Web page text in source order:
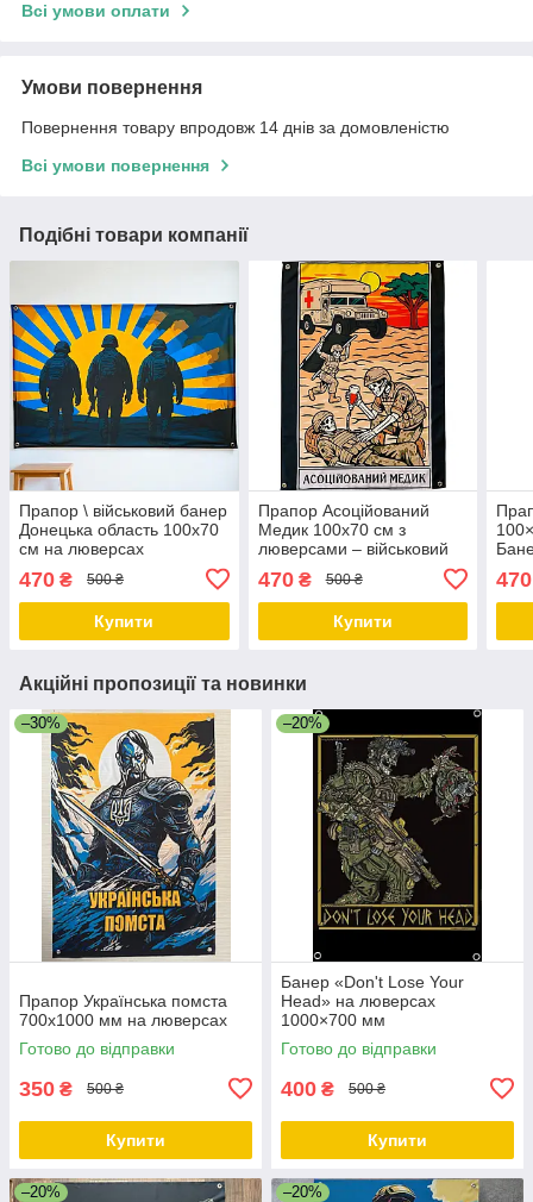
Всі умови оплати
Умови повернення
Повернення товару впродовж 14 днів за домовленістю
Всі умови повернення
Подібні товари компанії
Прапор \ військовий банер
Донецька область 100х70
см на люверсах
470 ₴ 500 ₴
Купити
Прапор Асоційований
Медик 100х70 см з
люверсами – військовий
470₴ 500 ₴
Купити
470
Акційні пропозиції та новинки
–30%
Прапор Українська помста
700х1000 мм на люверсах
Готово до відправки
350 ₴ 500 ₴
Купити
–20%
Банер «Don't Lose Your
Head» на люверсах
1000×700 мм
Готово до відправки
400 ₴ 500 ₴
Купити
–20% –20%